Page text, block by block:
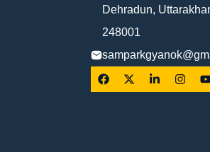
Dehradun,
248001